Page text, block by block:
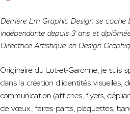
Derrière Lm Graphic Design se cache
indépendante depuis 3 ans et
Directrice Artistique en Design
Originaire du Lot-et-Garonne, je suis
dans la création d'identités visuelles,
communication (affiches, flyers,
de vœux, faires-parts, plaquettes,